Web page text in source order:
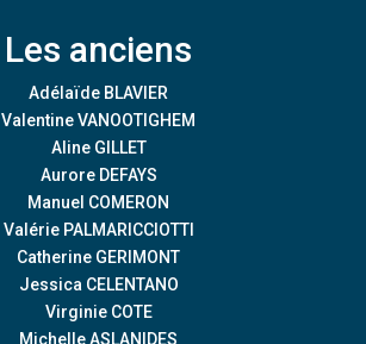
Les anciens
Adélaïde BLAVIER
Valentine VANOOTIGHEM
Aline GILLET
Aurore DEFAYS
Manuel COMERON
Valérie PALMARICCIOTTI
Catherine GERIMONT
Jessica CELENTANO
Virginie COTE
Michelle ASLANIDES